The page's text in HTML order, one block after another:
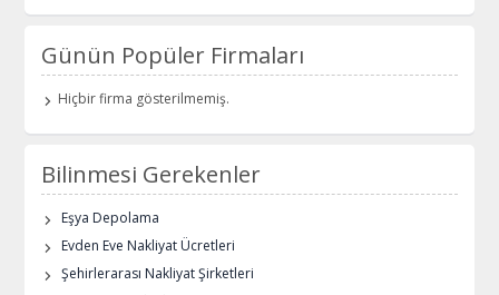
Günün Popüler Firmaları
Hiçbir firma gösterilmemiş.
Bilinmesi Gerekenler
Eşya Depolama
Evden Eve Nakliyat Ücretleri
Şehirlerarası Nakliyat Şirketleri